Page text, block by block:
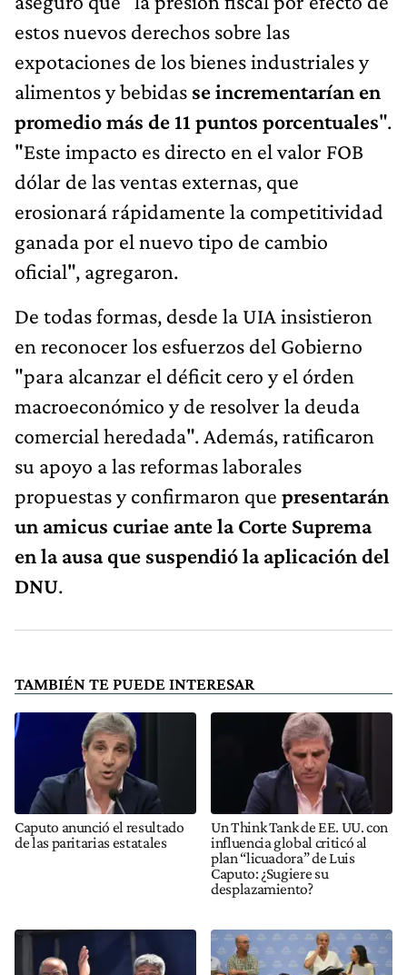
estos nuevos derechos sobre las
expotaciones de los bienes industriales y
alimentos y bebidas se incrementarían en
promedio más de 11 puntos porcentuales".
"Este impacto es directo en el valor FOB
dólar de las ventas externas, que
erosionará rápidamente la competitividad
ganada por el nuevo tipo de cambio
oficial", agregaron.
De todas formas, desde la UIA insistieron
en reconocer los esfuerzos del Gobierno
"para alcanzar el déficit cero y el órden
macroeconómico y de resolver la deuda
comercial heredada". Además, ratificaron
su apoyo a las reformas laborales
propuestas y confirmaron que presentarán
un amicus curiae ante la Corte Suprema
en la ausa que suspendió la aplicación del
DNU.
TAMBIÉN TE PUEDE INTERESAR
Caputo anunció el resultado
de las paritarias estatales
Un Think Tank de EE. UU. con
influencia global criticó al
plan “licuadora” de Luis
Caputo: ¿Sugiere su
desplazamiento?